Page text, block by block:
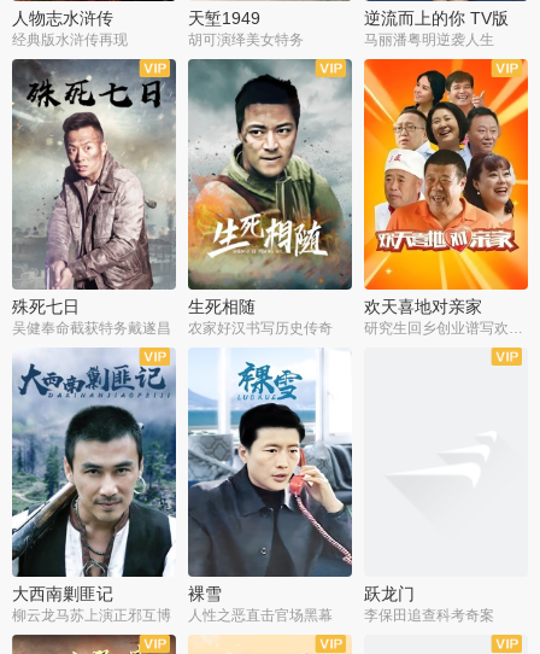
人物志水浒传
经典版水浒传再现
天堑1949
胡可演绎美女特务
逆流而上的你 TV版
马丽潘粤明逆袭人生
全34集
殊死七日
吴健奉命截获特务戴遂昌
全21集
生死相随
农家好汉书写历史传奇
全35集
欢天喜地对亲家
大西南剿匪记
柳云龙马苏上演正邪互博
全21集
裸雪
人性之恶直击官场黑幕
跃龙门
李保田追查科考奇案
全36集
全37集